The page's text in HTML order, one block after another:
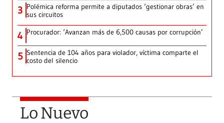
3 Polémica reforma permite a diputados ‘gestionar obras’ en
sus circuitos
4 Procurador: ‘Avanzan más de 6,500 causas por corrupción’
5 Sentencia de 104 años para violador, víctima comparte el
costo del silencio
Lo Nuevo